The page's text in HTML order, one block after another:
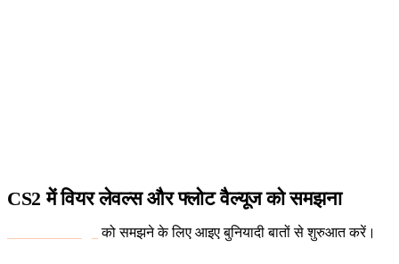
CS2 में वियर लेवल्स और फ्लोट वैल्यूज को समझना
को समझने के लिए आइए बुनियादी बातों से शुरुआत करें।